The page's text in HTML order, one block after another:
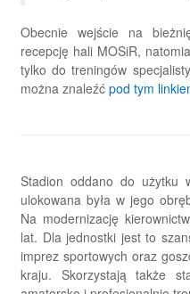
Obecnie wejście na
recepcję hali MOSiR,
tylko do treningów
można znaleźć pod tym
Stadion oddano do użytku
ulokowana była w jego
Na modernizację
lat. Dla jednostki jest to
imprez sportowych oraz
kraju. Skorzystają także